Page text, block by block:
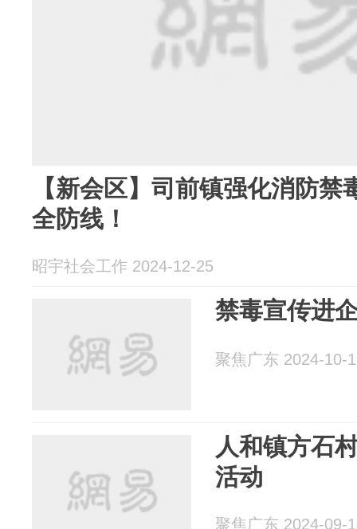
【新会区】司前镇强化消防
全防线！
昭宇社会工作 2024-12-25
聚焦广东 2024-10-
人和镇方石
活动
聚焦广东 2024-09-